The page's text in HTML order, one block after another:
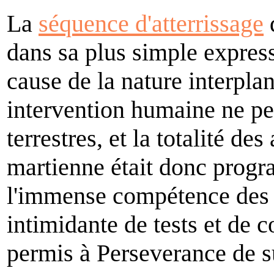
La séquence d'atterrissage
dans sa plus simple
cause de la nature
intervention humaine ne
terrestres, et la totalité
martienne était donc
l'immense compétence
intimidante de tests et de
permis à Perseverance de